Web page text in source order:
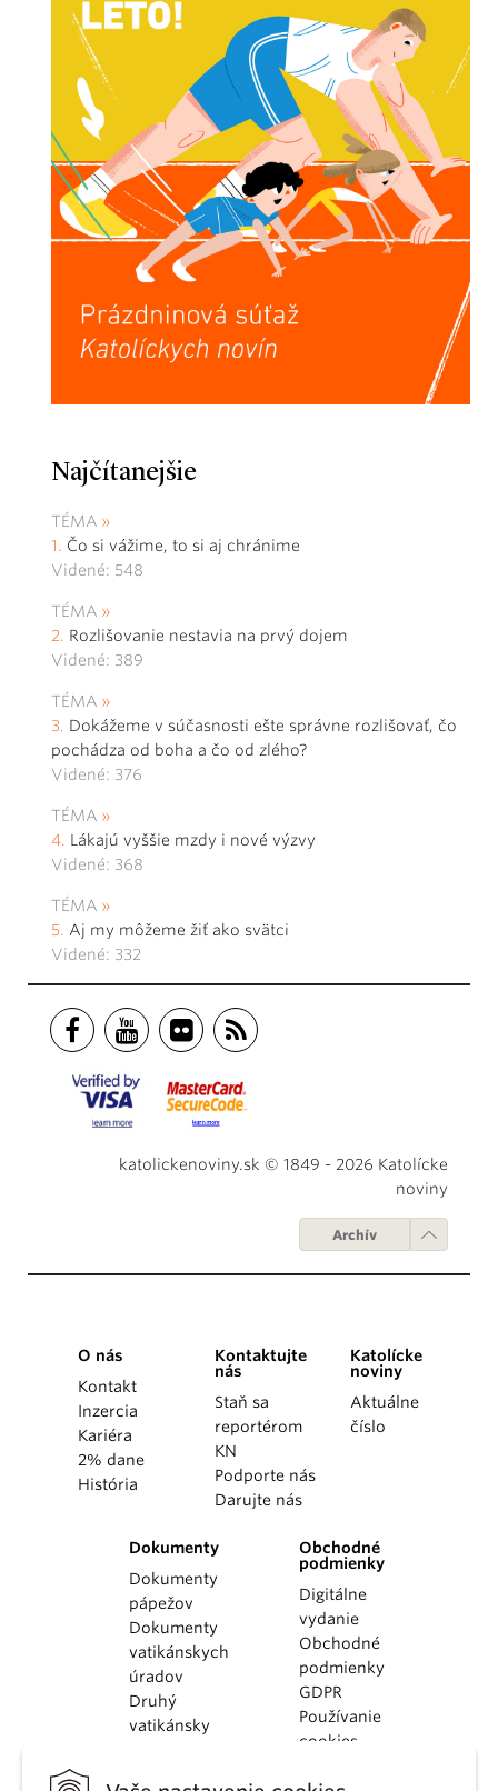
Najčítanejšie
TÉMA
Čo si vážime, to si aj chránime
Videné: 548
TÉMA
Rozlišovanie nestavia na prvý dojem
Videné: 389
TÉMA
Dokážeme v súčasnosti ešte správne rozlišovať, čo
pochádza od boha a čo od zlého?
Videné: 376
TÉMA
Lákajú vyššie mzdy i nové výzvy
Videné: 368
TÉMA
Aj my môžeme žiť ako svätci
Videné: 332
katolickenoviny.sk © 1849 - 2026 Katolícke
noviny
Archív
O nás
Kontakt
Inzercia
Kariéra
2% dane
História
Kontaktujte
nás
Staň sa
reportérom
KN
Podporte nás
Darujte nás
Katolícke
noviny
Aktuálne
číslo
Dokumenty
Dokumenty
pápežov
Dokumenty
vatikánskych
úradov
Druhý
vatikánsky
Obchodné
podmienky
Digitálne
vydanie
Obchodné
podmienky
GDPR
Používanie
cookies